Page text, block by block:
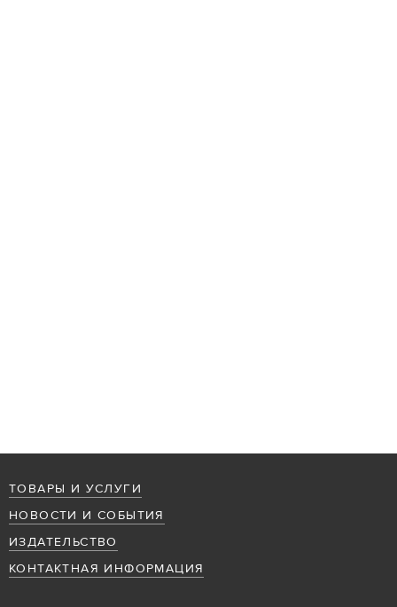
ТОВАРЫ И УСЛУГИ
НОВОСТИ И СОБЫТИЯ
ИЗДАТЕЛЬСТВО
КОНТАКТНАЯ ИНФОРМАЦИЯ